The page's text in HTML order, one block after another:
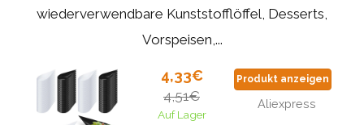
wiederverwendbare Kunststofflöffel, Desserts,
Vorspeisen,...
4,33€
4,51€
Auf Lager
Produkt anzeigen
Aliexpress